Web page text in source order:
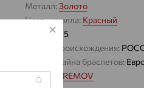
Металл:Золото
Цвет металла: Красный
Проба:585
Страна происхождения:
Виды дизайна браслетов:
Бренд:
EFREMOV